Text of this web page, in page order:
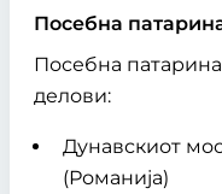
Посебна
Посебна
делови:
Дунавскиот
(Романија)